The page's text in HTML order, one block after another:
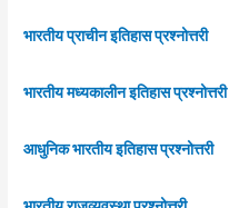
भारतीय प्राचीन इतिहास प्रश्नोत्तरी
भारतीय मध्यकालीन इतिहास प्रश्नोत्तरी
आधुनिक भारतीय इतिहास प्रश्नोत्तरी